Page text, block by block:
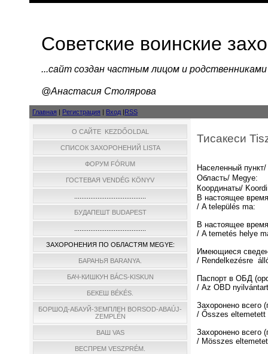
Советские воинские
...cайт создан частным лицом и
@Анастасия Столярова
Главная | Регистрация | Вход |RSS
О САЙТЕ KEZDŐOLDAL
СПИСОК ЗАХОРОНЕНИЙ LISTA
ФОРУМ FÓRUM
ГОСТЕВАЯ VENDÉG KÖNYV
БУДАПЕШТ BUDAPEST
ЗАХОРОНЕНИЯ ПО ОБЛАСТЯМ MEGYE:
БАРАНЬЯ BARANYA.
БАЧ-КИШКУН BÁCS-KISKUN
БЕКЕШ BÉKÉS.
БОРШОД-АБАУЙ-ЗЕМПЛЕН BORSOD-ABAÚJ-
ZEMPLÉN
ВАШ VAS
ВЕСПРЕМ VESZPRÉM.
Тисакеси
Населенный
Область/ Megye:
Координаты/
В настоящее
/ A település ma:
В настоящее
/ A temetés helye
Имеющиеся
/ Rendelkezésre
Паспорт в ОБД
/ Az OBD
Захоронено всего
/ Ősszes eltemetett
Захоронено всего
/ Мösszes